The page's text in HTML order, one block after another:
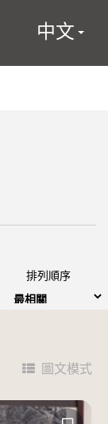
中文
排列順序
圖文模式